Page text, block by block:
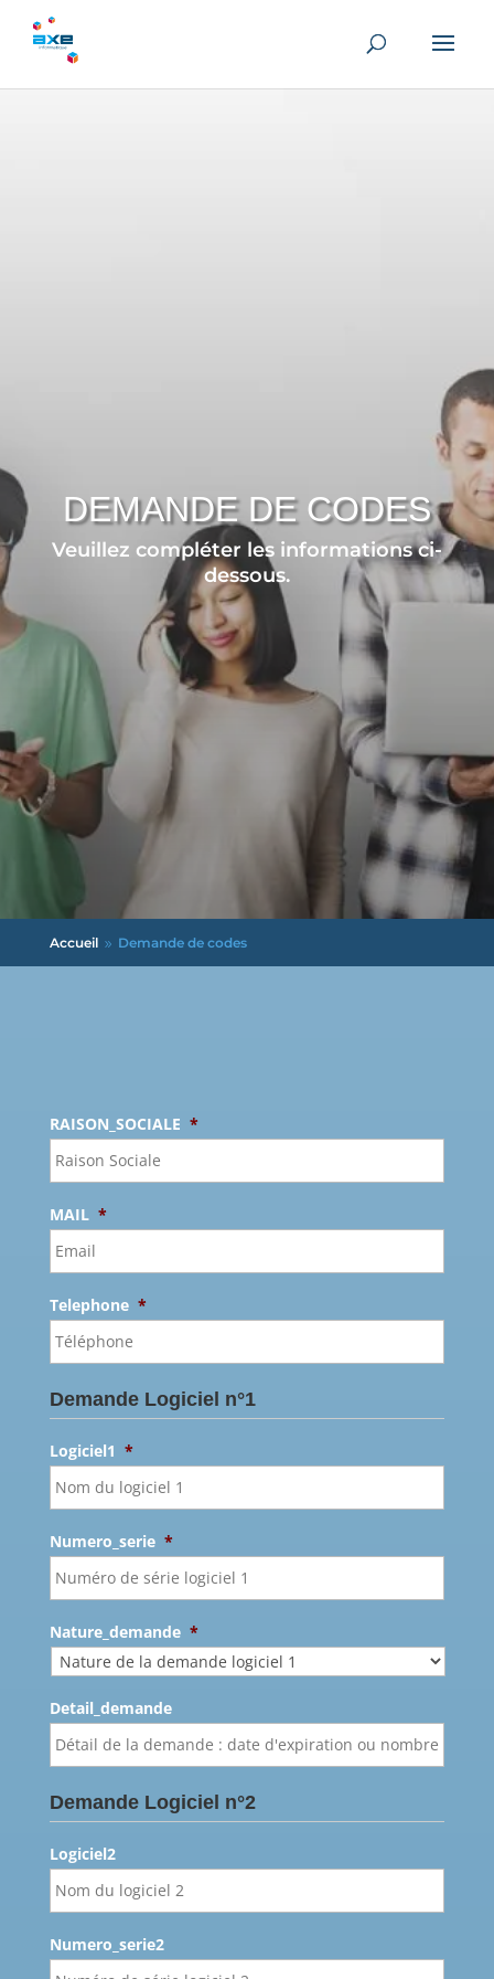
DEMANDE DE CODES
Veuillez compléter les informations ci-
dessous.
Accueil 9 Demande de codes
RAISON_SOCIALE *
MAIL *
Telephone *
Demande Logiciel n°1
Logiciel1 *
Numero_serie *
Nature_demande *
Detail_demande
Demande Logiciel n°2
Logiciel2
Numero_serie2